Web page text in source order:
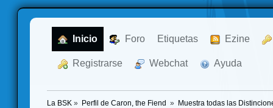
Inicio Foro Etiquetas Ezine
Registrarse Webchat Ayuda
La BSK » Perfil de Caron, the Fiend » Muestra todas las